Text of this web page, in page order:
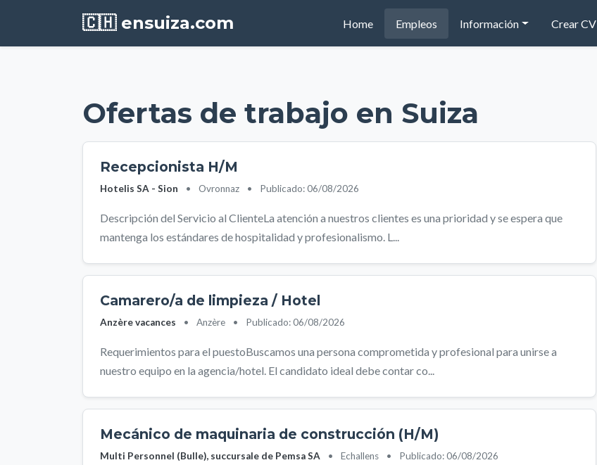
🇨🇭 ensuiza.com Home(current)Empleos Información Crear CV
Ofertas de trabajo en Suiza
Recepcionista H/M
Hotelis SA - Sion • Ovronnaz • Publicado: 06/08/2026
Descripción del Servicio al ClienteLa atención a nuestros clientes es una prioridad y se espera que
mantenga los estándares de hospitalidad y profesionalismo. L...
Camarero/a de limpieza / Hotel
Anzère vacances • Anzère • Publicado: 06/08/2026
Requerimientos para el puestoBuscamos una persona comprometida y profesional para unirse a
nuestro equipo en la agencia/hotel. El candidato ideal debe contar co...
Mecánico de maquinaria de construcción (H/M)
Multi Personnel (Bulle), succursale de Pemsa SA • Echallens • Publicado: 06/08/2026